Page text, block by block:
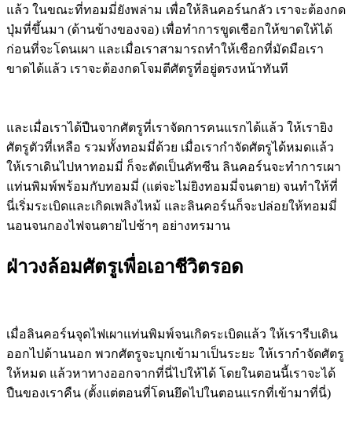
แล้ว ในขณะที่ทอมมี่ยังพล่าม เพื่อให้ลินคอร์นกลัว เราจะต้องกด
ปุ่มที่ขึ้นมา (ด้านข้างของจอ) เพื่อทำการขูดเชือกให้ขาดให้ได้
ก่อนที่จะโดนเผา และเมื่อเราสามารถทำให้เชือกที่มัดมือเรา
ขาดได้แล้ว เราจะต้องกดโจมตีศัตรูที่อยู่ตรงหน้าทันที
และเมื่อเราได้ปืนจากศัตรูที่เราจัดการคนแรกได้แล้ว ให้เรายิง
ศัตรูตัวที่เหลือ รวมทั้งทอมมี่ด้วย เมื่อเรากำจัดศัตรูได้หมดแล้ว
ให้เราเดินไปหาทอมมี่ ก็จะตัดเป็นคัทซีน ลินคอร์นจะทำการเผา
แท่นพิมพ์พร้อมกับทอมมี่ (แต่จะไม่ยิงทอมมี่จนตาย) จนทำให้ที่
นี่เริ่มระเบิดและเกิดเพลิงไหม้ และลินคอร์นก็จะปล่อยให้ทอมมี่
นอนจนกองไฟจนตายไปช้าๆ อย่างทรมาน
ฝ่าวงล้อมศัตรูเพื่อเอาชีวิตรอด
เมื่อลินคอร์นจุดไฟเผาแท่นพิมพ์จนเกิดระเบิดแล้ว ให้เรารีบเดิน
ออกไปด้านนอก พวกศัตรูจะบุกเข้ามาเป็นระยะ ให้เรากำจัดศัตรู
ให้หมด แล้วหาทางออกจากที่นี่ไปให้ได้ โดยในตอนนี้เราจะได้
ปืนของเราคืน (ตั้งแต่ตอนที่โดนยึดไปในตอนแรกที่เข้ามาที่นี่)